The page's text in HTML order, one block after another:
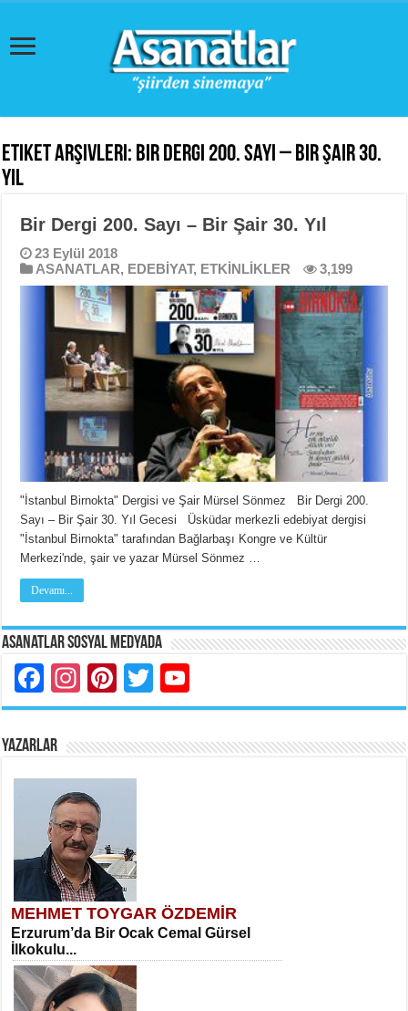
Etiket Arşivleri: Bir Dergi 200. Sayı – Bir Şair 30.
Yıl
Bir Dergi 200. Sayı – Bir Şair 30. Yıl
23 Eylül 2018
ASANATLAR, EDEBİYAT, ETKİNLİKLER 3,199
"İstanbul Birnokta" Dergisi ve Şair Mürsel Sönmez Bir Dergi 200.
Sayı – Bir Şair 30. Yıl Gecesi Üsküdar merkezli edebiyat dergisi
"İstanbul Birnokta" tarafından Bağlarbaşı Kongre ve Kültür
Merkezi'nde, şair ve yazar Mürsel Sönmez …
Devamı...
Asanatlar Sosyal Medyada
Facebook
Instagram
Pinterest
Twitter
YAZARLAR
MEHMET TOYGAR ÖZDEMİR
Erzurum’da Bir Ocak Cemal Gürsel
İlkokulu...